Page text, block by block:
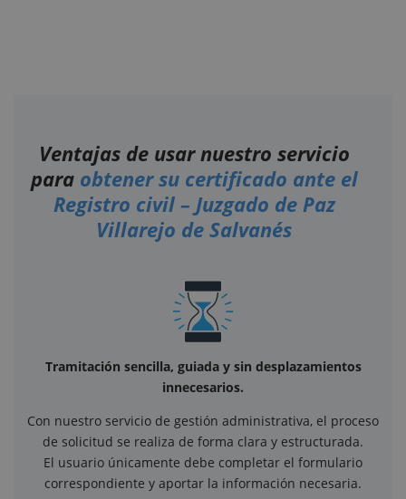
Ventajas de usar nuestro servicio
para obtener su certificado ante el
Registro civil – Juzgado de Paz
Villarejo de Salvanés
Tramitación sencilla, guiada y sin desplazamientos
innecesarios.
Con nuestro servicio de gestión administrativa, el proceso
de solicitud se realiza de forma clara y estructurada.
El usuario únicamente debe completar el formulario
correspondiente y aportar la información necesaria.